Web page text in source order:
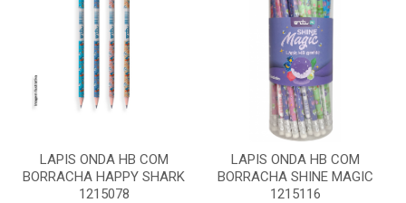
LAPIS ONDA HB COM
BORRACHA HAPPY SHARK
1215078
LAPIS ONDA HB COM
BORRACHA SHINE MAGIC
1215116